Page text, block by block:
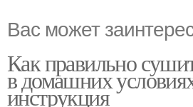
Вас может
Как правильно
в домашних
инструкция